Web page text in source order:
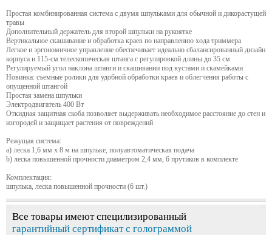
Простая комбинированная система с двумя шпульками для обычной и дикорастущей
травы
Дополнительный держатель для второй шпульки на рукоятке
Вертикальное скашивание и обработка краев по направлению хода триммера
Легкое и эргономичное управление обеспечивает идеально сбалансированный дизайн
корпуса и 115-см телескопическая штанга с регулировкой длины до 35 см
Регулируемый угол наклона штанги и скашивании под кустами и скамейками
Новинка: съемные ролики для удобной обработки краев и облегчения работы с
опущенной штангой
Простая замена шпульки
Электродвигатель 400 Вт
Откидная защитная скоба позволяет выдерживать необходимое расстояние до стен и
изгородей и защищает растения от повреждений
Режущая система:
a) леска 1,6 мм х 8 м на шпульке, полуавтоматическая подача
b) леска повышенной прочности диаметром 2,4 мм, 6 прутиков в комплекте
Комплектация:
шпулька, леска повышенной прочности (6 шт.)
Все товары имеют специлизированный
гарантийный сертификат с голограммой